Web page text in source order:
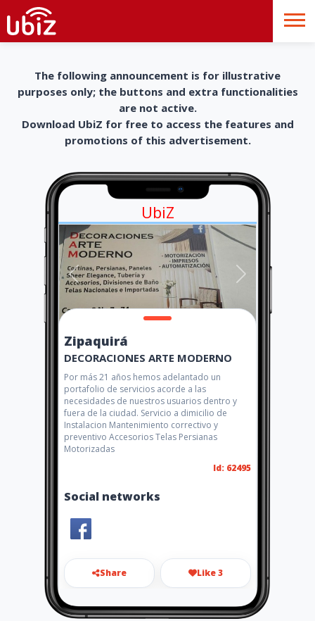
The following announcement is for illustrative
purposes only; the buttons and extra functionalities
are not active.
Download UbiZ for free to access the features and
promotions of this advertisement.
UbiZ
Zipaquirá
DECORACIONES ARTE MODERNO
Por más 21 años hemos adelantado un
portafolio de servicios acorde a las
necesidades de nuestros usuarios dentro y
fuera de la ciudad. Servicio a dimicilio de
Instalacion Mantenimiento correctivo y
preventivo Accesorios Telas Persianas
Motorizadas
Id: 62495
Social networks
Share Like 3
decorartemoderno@gmail.co